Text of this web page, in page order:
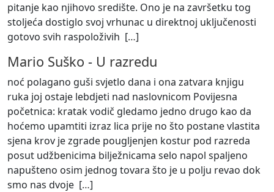
pitanje kao njihovo središte. Ono je na završetku tog
stoljeća dostiglo svoj vrhunac u direktnoj uključenosti
gotovo svih raspoloživih […]
Mario Suško - U razredu
noć polagano guši svjetlo dana i ona zatvara knjigu
ruka joj ostaje lebdjeti nad naslovnicom Povijesna
početnica: kratak vodič gledamo jedno drugo kao da
hoćemo upamtiti izraz lica prije no što postane vlastita
sjena krov je zgrade pougljenjen kostur pod razreda
posut udžbenicima bilježnicama selo napol spaljeno
napušteno osim jednog tovara što je u polju revao dok
smo nas dvoje […]